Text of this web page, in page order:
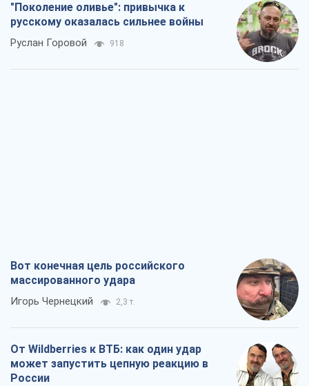
"Поколение оливье": привычка к
русскому оказалась сильнее войны
Руслан Горовой 918
Вот конечная цель российского
массированного удара
Игорь Чернецкий 2,3 т.
От Wildberries к ВТБ: как один удар
может запустить цепную реакцию в
России